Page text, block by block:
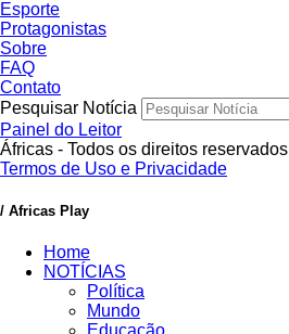
Esporte
Protagonistas
Sobre
FAQ
Contato
Pesquisar Notícia
Painel do Leitor
Áfricas - Todos os direitos reservados
Termos de Uso e Privacidade
/ Africas Play
Home
NOTÍCIAS
Política
Mundo